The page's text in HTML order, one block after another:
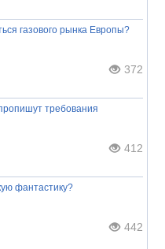
газового рынка Европы?
372
требования
412
фантастику?
442